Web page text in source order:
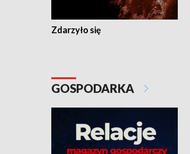
Zdarzyło się
GOSPODARKA